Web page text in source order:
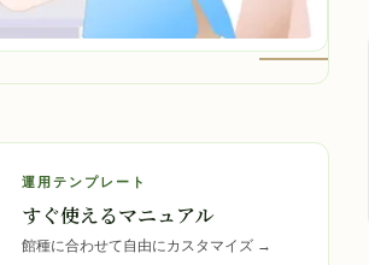
運用テンプレート
すぐ使えるマニュアル
館種に合わせて自由にカスタマイズ →